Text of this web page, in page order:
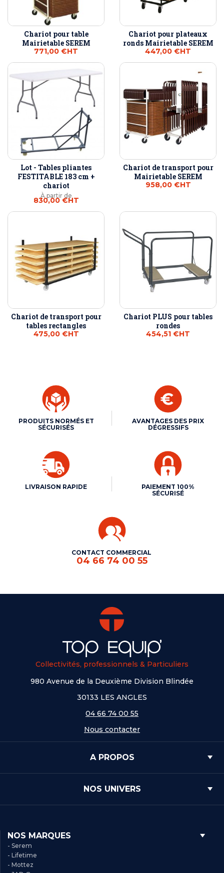
Chariot pour table
Mairietable SEREM
771,00 €HT
Chariot pour plateaux
ronds Mairietable SEREM
447,00 €HT
Lot - Tables pliantes
FESTITABLE 183 cm +
chariot
À partir de
830,00 €HT
Chariot de transport pour
Mairietable SEREM
958,00 €HT
Chariot de transport pour
tables rectangles
475,00 €HT
Chariot PLUS pour tables
rondes
454,51 €HT
PRODUITS NORMÉS ET
SÉCURISÉS
AVANTAGES DES PRIX
DÉGRESSIFS
LIVRAISON RAPIDE
PAIEMENT 100%
SÉCURISÉ
CONTACT COMMERCIAL
04 66 74 00 55
Collectivités, professionnels & Particuliers
980 Avenue de la Deuxième Division Blindée
30133 LES ANGLES
04 66 74 00 55
Nous contacter
A PROPOS
NOS UNIVERS
NOS MARQUES
- Serem
- Lifetime
- Mottez